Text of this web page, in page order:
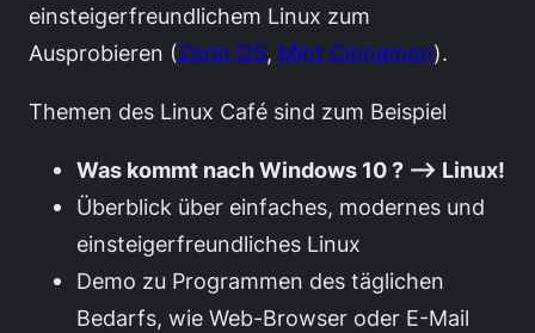
einsteigerfreundlichem Linux zum
Ausprobieren (Zorin OS, Mint Cinnamon).
Themen des Linux Café sind zum Beispiel
Was kommt nach Windows 10 ? —> Linux!
Überblick über einfaches, modernes und
einsteigerfreundliches Linux
Demo zu Programmen des täglichen
Bedarfs, wie Web-Browser oder E-Mail